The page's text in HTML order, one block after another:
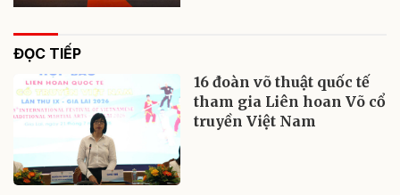
ĐỌC TIẾP
16 đoàn võ thuật quốc tế
tham gia Liên hoan Võ cổ
truyền Việt Nam